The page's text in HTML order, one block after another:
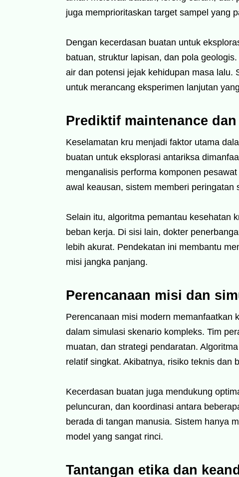
juga memprioritaskan target sampel yang
Dengan kecerdasan buatan untuk
batuan, struktur lapisan, dan pola
air dan potensi jejak kehidupan masa lalu.
untuk merancang eksperimen lanjutan
Prediktif maintenance
Keselamatan kru menjadi faktor utama
buatan untuk eksplorasi antariksa
menganalisis performa komponen
awal keausan, sistem memberi peringatan
Selain itu, algoritma pemantau kesehatan
beban kerja. Di sisi lain, dokter
lebih akurat. Pendekatan ini membantu
misi jangka panjang.
Perencanaan misi dan
Perencanaan misi modern memanfaatkan
dalam simulasi skenario kompleks. Tim
muatan, dan strategi pendaratan.
relatif singkat. Akibatnya, risiko teknis dan
Kecerdasan buatan juga mendukung
peluncuran, dan koordinasi antara
berada di tangan manusia. Sistem hanya
model yang sangat rinci.
Tantangan etika dan